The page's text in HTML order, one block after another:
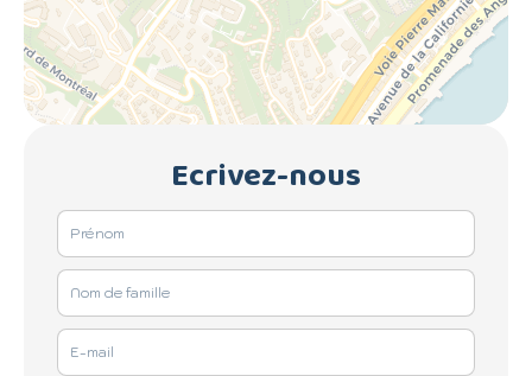
Ecrivez-nous